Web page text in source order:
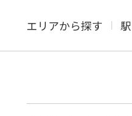
エリアから探す